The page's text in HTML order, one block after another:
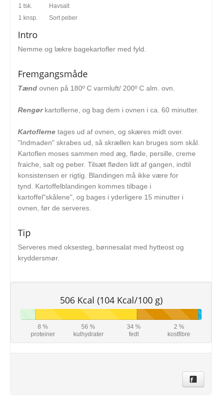
1 tsk.
Havsalt
1 knsp.
Sort peber
Intro
Nemme og lækre bagekartofler med fyld.
Fremgangsmåde
Tænd ovnen på 180º C varmluft/ 200º C alm. ovn.
Rengørkartoflerne, og bag dem i ovnen i ca. 60 minutter.
Kartoflerne tages ud af ovnen, og skæres midt over.
"Indmaden" skrabes ud, så skrællen kan bruges som skål.
Kartoflen moses sammen med æg, fløde, persille, creme
fraiche, salt og peber. Tilsæt fløden lidt af gangen, indtil
konsistensen er rigtig. Blandingen må ikke være for
tynd. Kartoffelblandingen kommes tilbage i
kartoffel"skålene", og bages i yderligere 15 minutter i
ovnen, før de serveres.
Tip
Serveres med oksesteg, bønnesalat med hytteost og
kryddersmør.
506 Kcal (104 Kcal/100 g)
8 %
proteiner
56 %
kulhydrater
34 %
fedt
2 %
kostfibre